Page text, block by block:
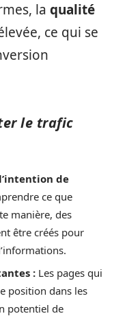
la qualité
ce qui se
le trafic
de
ce que
manière, des
être créés pour
: Les pages qui
position dans les
potentiel de